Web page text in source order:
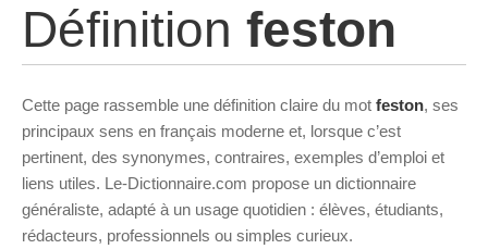
Définition feston
Cette page rassemble une définition claire du mot feston, ses
principaux sens en français moderne et, lorsque c’est
pertinent, des synonymes, contraires, exemples d’emploi et
liens utiles. Le-Dictionnaire.com propose un dictionnaire
généraliste, adapté à un usage quotidien : élèves, étudiants,
rédacteurs, professionnels ou simples curieux.